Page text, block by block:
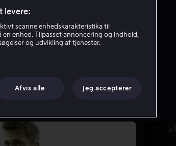
levere:
scanne enhedskarakteristika til
enhed. Tilpasset annoncering og indhold,
og udvikling af tjenester.
Afvis alle Jeg accepterer